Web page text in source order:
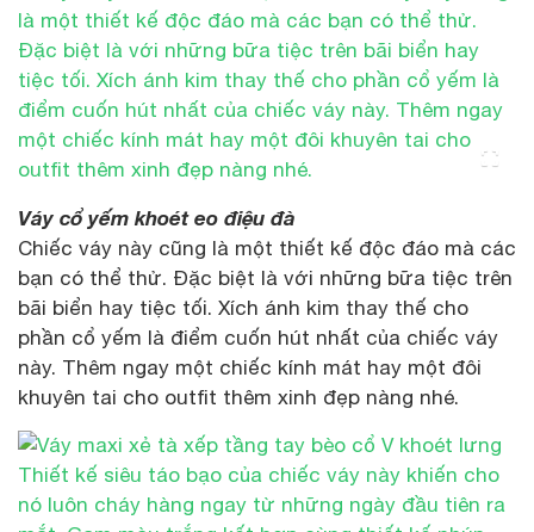
Váy cổ yếm khoét eo điệu đà
Chiếc váy này cũng là một thiết kế độc đáo mà các
bạn có thể thử. Đặc biệt là với những bữa tiệc trên
bãi biển hay tiệc tối. Xích ánh kim thay thế cho
phần cổ yếm là điểm cuốn hút nhất của chiếc váy
này. Thêm ngay một chiếc kính mát hay một đôi
khuyên tai cho outfit thêm xinh đẹp nàng nhé.